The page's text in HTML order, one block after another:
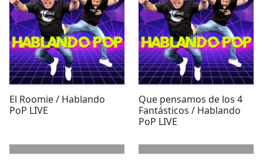
El Roomie / Hablando
PoP LIVE
Que pensamos de los 4
Fantásticos / Hablando
PoP LIVE